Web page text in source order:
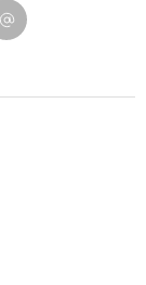
Pinterest
su WhatsApp
su Email